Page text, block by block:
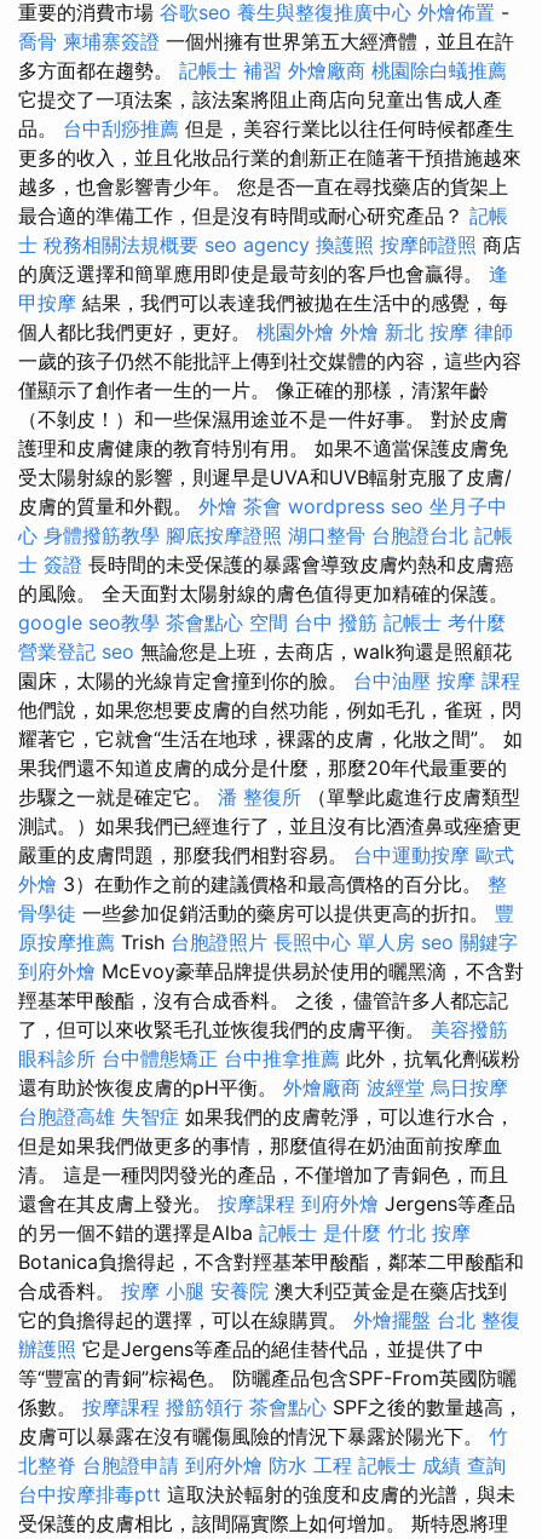
重要的消費市場 谷歌seo 養生與整復推廣中心 外燴佈置 -
喬骨 柬埔寨簽證 一個州擁有世界第五大經濟體，並且在許
多方面都在趨勢。 記帳士 補習 外燴廠商 桃園除白蟻推薦
它提交了一項法案，該法案將阻止商店向兒童出售成人產
品。 台中刮痧推薦 但是，美容行業比以往任何時候都產生
更多的收入，並且化妝品行業的創新正在隨著干預措施越來
越多，也會影響青少年。 您是否一直在尋找藥店的貨架上
最合適的準備工作，但是沒有時間或耐心研究產品？ 記帳
士 稅務相關法規概要 seo agency 換護照 按摩師證照 商店
的廣泛選擇和簡單應用即使是最苛刻的客戶也會贏得。 逢
甲按摩 結果，我們可以表達我們被拋在生活中的感覺，每
個人都比我們更好，更好。 桃園外燴 外燴 新北 按摩 律師
一歲的孩子仍然不能批評上傳到社交媒體的內容，這些內容
僅顯示了創作者一生的一片。 像正確的那樣，清潔年齡
（不剝皮！）和一些保濕用途並不是一件好事。 對於皮膚
護理和皮膚健康的教育特別有用。 如果不適當保護皮膚免
受太陽射線的影響，則遲早是UVA和UVB輻射克服了皮膚/
皮膚的質量和外觀。 外燴 茶會 wordpress seo 坐月子中
心 身體撥筋教學 腳底按摩證照 湖口整骨 台胞證台北 記帳
士 簽證 長時間的未受保護的暴露會導致皮膚灼熱和皮膚癌
的風險。 全天面對太陽射線的膚色值得更加精確的保護。
google seo教學 茶會點心 空間 台中 撥筋 記帳士 考什麼
營業登記 seo 無論您是上班，去商店，walk狗還是照顧花
園床，太陽的光線肯定會撞到你的臉。 台中油壓 按摩 課程
他們說，如果您想要皮膚的自然功能，例如毛孔，雀斑，閃
耀著它，它就會“生活在地球，裸露的皮膚，化妝之間”。 如
果我們還不知道皮膚的成分是什麼，那麼20年代最重要的
步驟之一就是確定它。 潘 整復所 （單擊此處進行皮膚類型
測試。）如果我們已經進行了，並且沒有比酒渣鼻或痤瘡更
嚴重的皮膚問題，那麼我們相對容易。 台中運動按摩 歐式
外燴 3）在動作之前的建議價格和最高價格的百分比。 整
骨學徒 一些參加促銷活動的藥房可以提供更高的折扣。 豐
原按摩推薦 Trish 台胞證照片 長照中心 單人房 seo 關鍵字
到府外燴 McEvoy豪華品牌提供易於使用的曬黑滴，不含對
羥基苯甲酸酯，沒有合成香料。 之後，儘管許多人都忘記
了，但可以來收緊毛孔並恢復我們的皮膚平衡。 美容撥筋
眼科診所 台中體態矯正 台中推拿推薦 此外，抗氧化劑碳粉
還有助於恢復皮膚的pH平衡。 外燴廠商 波經堂 烏日按摩
台胞證高雄 失智症 如果我們的皮膚乾淨，可以進行水合，
但是如果我們做更多的事情，那麼值得在奶油面前按摩血
清。 這是一種閃閃發光的產品，不僅增加了青銅色，而且
還會在其皮膚上發光。 按摩課程 到府外燴 Jergens等產品
的另一個不錯的選擇是Alba 記帳士 是什麼 竹北 按摩
Botanica負擔得起，不含對羥基苯甲酸酯，鄰苯二甲酸酯和
合成香料。 按摩 小腿 安養院 澳大利亞黃金是在藥店找到
它的負擔得起的選擇，可以在線購買。 外燴擺盤 台北 整復
辦護照 它是Jergens等產品的絕佳替代品，並提供了中
等“豐富的青銅”棕褐色。 防曬產品包含SPF-From英國防曬
係數。 按摩課程 撥筋領行 茶會點心 SPF之後的數量越高，
皮膚可以暴露在沒有曬傷風險的情況下暴露於陽光下。 竹
北整脊 台胞證申請 到府外燴 防水 工程 記帳士 成績 查詢
台中按摩排毒ptt 這取決於輻射的強度和皮膚的光譜，與未
受保護的皮膚相比，該間隔實際上如何增加。 斯特恩將理